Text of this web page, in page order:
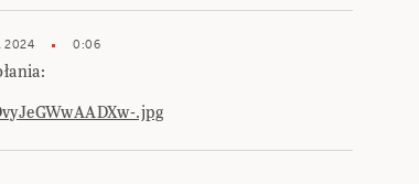
2024 0:06
.jpg